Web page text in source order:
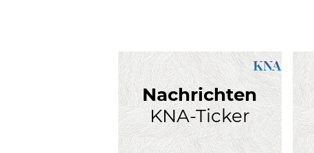
Nachrichten
KNA-Ticker